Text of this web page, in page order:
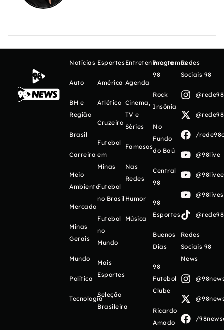
Notícias
Auto
BH e
Região
Brasil
Carreira
Meio
Ambiente
Mercado
Minas
Gerais
Mundo
Política
Tecnologia
Esportes
América
Atlético
Cruzeiro
Futebol
em
Minas
Futebol
no Brasil
Futebol
no
Mundo
Mais
Esportes
Seleção
Brasileira
Entretenimento
Agenda
Cinema,
TV e
Séries
Famosos
Nas
Redes
Humor
Música
Programas
98
Rock
Insônia
No
Fundo
do Baú
Central
98
98
Esportes
Buenos
Días
98
Futebol
Clube
Ricardo
Amado
Redes
Sociais 98
/
@98live
Redes
Sociais 98
News
/